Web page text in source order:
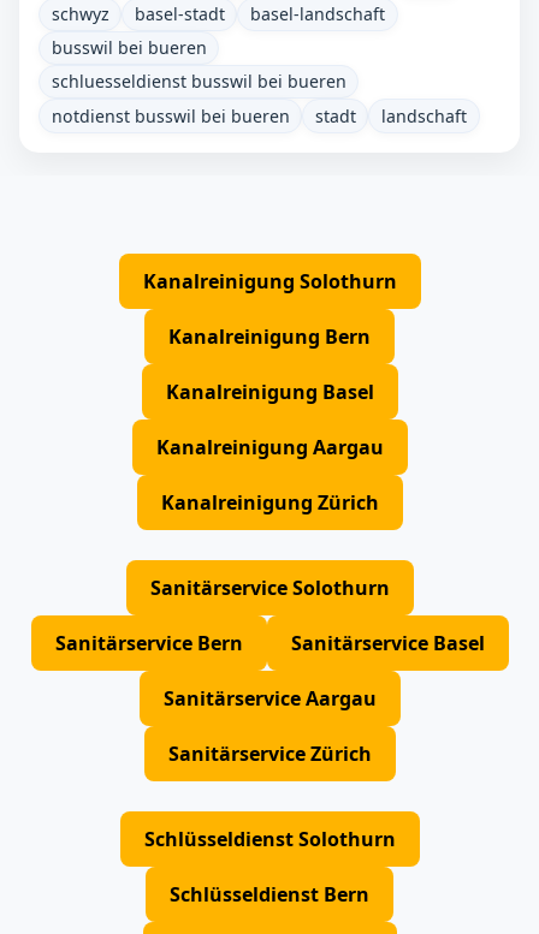
schwyz
basel-stadt
basel-landschaft
busswil bei bueren
schluesseldienst busswil bei bueren
notdienst busswil bei bueren
stadt landschaft
Kanalreinigung Solothurn
Kanalreinigung Bern
Kanalreinigung Basel
Kanalreinigung Aargau
Kanalreinigung Zürich
Sanitärservice Solothurn
Sanitärservice Bern Sanitärservice Basel
Sanitärservice Aargau
Sanitärservice Zürich
Schlüsseldienst Solothurn
Schlüsseldienst Bern